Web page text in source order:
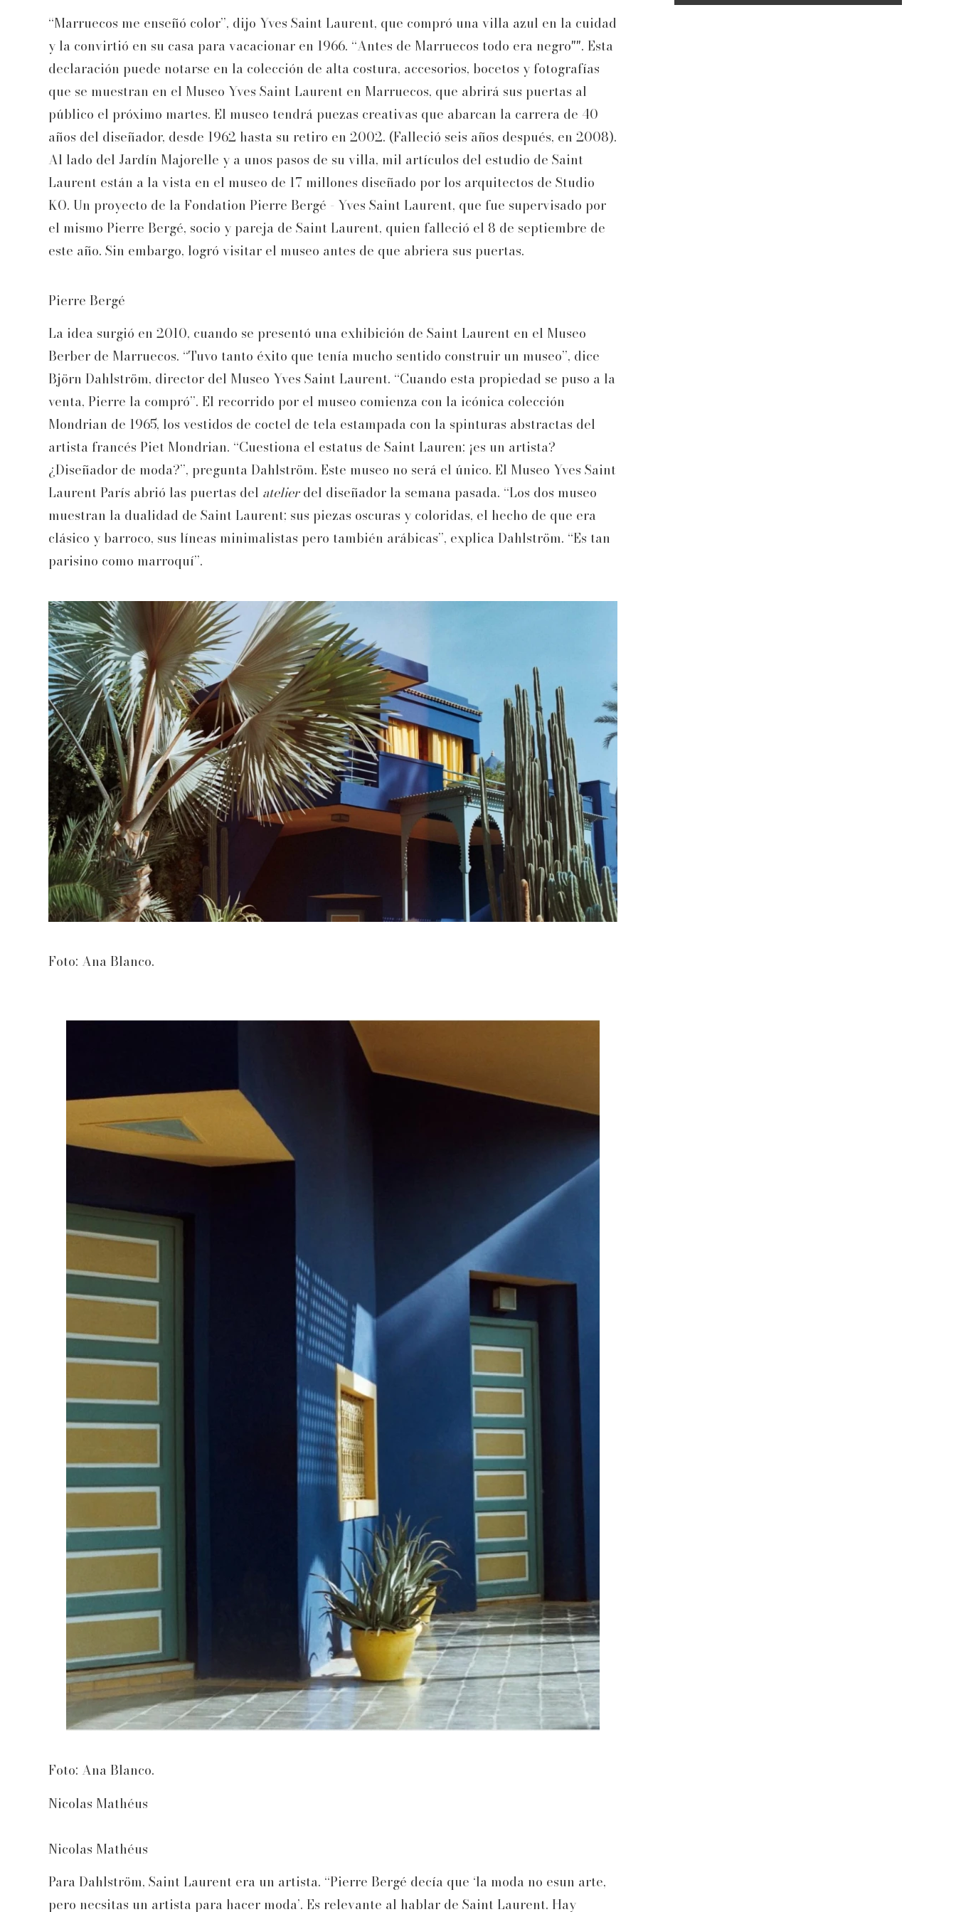
“Marruecos me enseñó color”, dijo Yves Saint Laurent, que compró una villa azul en la cuidad
y la convirtió en su casa para vacacionar en 1966. “Antes de Marruecos todo era negro"". Esta
declaración puede notarse en la colección de alta costura, accesorios, bocetos y fotografías
que se muestran en el Museo Yves Saint Laurent en Marruecos, que abrirá sus puertas al
público el próximo martes. El museo tendrá puezas creativas que abarcan la carrera de 40
años del diseñador, desde 1962 hasta su retiro en 2002. (Falleció seis años después, en 2008).
Al lado del Jardín Majorelle y a unos pasos de su villa, mil artículos del estudio de Saint
Laurent están a la vista en el museo de 17 millones diseñado por los arquitectos de Studio
KO. Un proyecto de la Fondation Pierre Bergé - Yves Saint Laurent, que fue supervisado por
el mismo Pierre Bergé, socio y pareja de Saint Laurent, quien falleció el 8 de septiembre de
este año. Sin embargo, logró visitar el museo antes de que abriera sus puertas.
Pierre Bergé
La idea surgió en 2010, cuando se presentó una exhibición de Saint Laurent en el Museo
Berber de Marruecos. “Tuvo tanto éxito que tenía mucho sentido construir un museo”, dice
Björn Dahlström, director del Museo Yves Saint Laurent. “Cuando esta propiedad se puso a la
venta, Pierre la compró”. El recorrido por el museo comienza con la icónica colección
Mondrian de 1965, los vestidos de coctel de tela estampada con la spinturas abstractas del
artista francés Piet Mondrian. “Cuestiona el estatus de Saint Lauren; ¡es un artista?
¿Diseñador de moda?”, pregunta Dahlström. Este museo no será el único. El Museo Yves Saint
Laurent París abrió las puertas del atelierdel diseñador la semana pasada. “Los dos museo
muestran la dualidad de Saint Laurent; sus piezas oscuras y coloridas, el hecho de que era
clásico y barroco, sus líneas minimalistas pero también arábicas”, explica Dahlström. “Es tan
parisino como marroquí”.
Foto: Ana Blanco.
Foto: Ana Blanco.
Nicolas Mathéus
Nicolas Mathéus
Para Dahlström, Saint Laurent era un artista. “Pierre Bergé decía que ‘la moda no esun arte,
pero necsitas un artista para hacer moda’. Es relevante al hablar de Saint Laurent. Hay